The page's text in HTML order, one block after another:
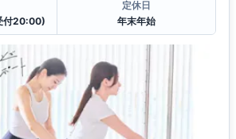
付20:00)
定休日
年末年始